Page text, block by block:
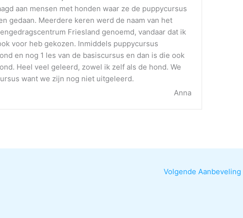
aan mensen met honden waar ze de puppycursus
gedaan. Meerdere keren werd de naam van het
Friesland genoemd, vandaar dat ik
voor heb gekozen. Inmiddels puppycursus
en nog 1 les van de basiscursus en dan is die ook
Heel veel geleerd, zowel ik zelf als de hond. We
want we zijn nog niet uitgeleerd.
Anna
Volgende Aanbeveling